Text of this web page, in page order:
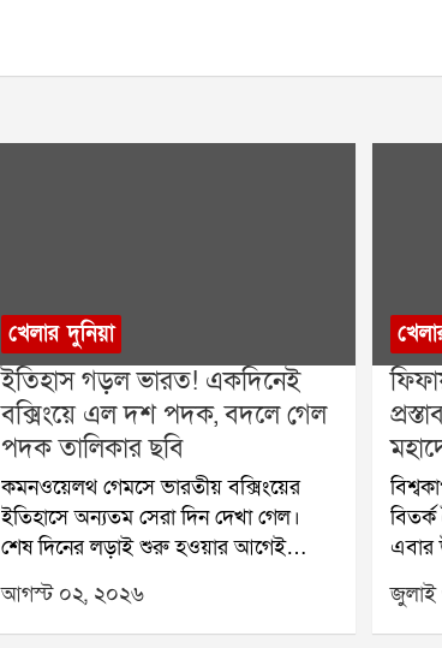
খেলার দুনিয়া
ইতিহাস গড়ল ভারত! একদিনেই
বক্সিংয়ে এল দশ পদক, বদলে গেল
পদক তালিকার ছবি
কমনওয়েলথ গেমসে ভারতীয় বক্সিংয়ের
ইতিহাসে অন্যতম সেরা দিন দেখা গেল।
শেষ দিনের লড়াই শুরু হওয়ার আগেই
নিশ্চিত হয়ে গিয়েছিল, এবার একসঙ্গে দশটি
পদক জিততে চলেছেন ভারতের বক্সাররা।
এর আগে কমনওয়েলথ গেমসে ভারত
আগস্ট ০২, ২০২৬
এবার